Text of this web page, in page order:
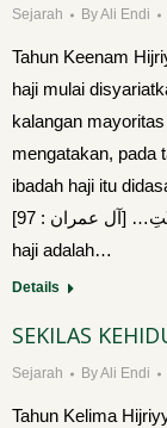
Sejarah ByAli Endi
Tahun Keenam
haji mulai
ka­langan
mengatakan, pada
ibadah haji itu
وَللهِ عَلىَ النّاَس ِحِجّ اْلبَيْتِ… [آل عمران : 97] Menunaikan ibadah
haji adalah…
Details
SEKILAS
Sejarah ByAli Endi
Tahun Kelima